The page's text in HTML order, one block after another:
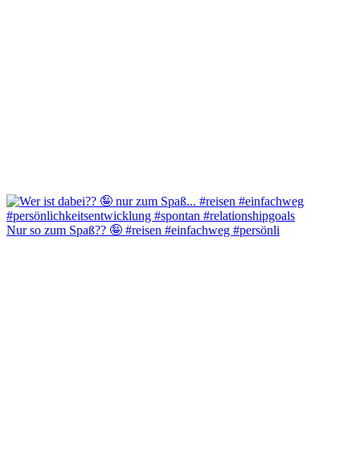
Nur so zum Spaß?? 🤪 #reisen #einfachweg #persönli